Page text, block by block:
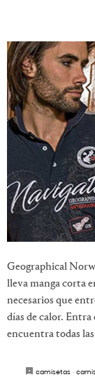
Geographical
lleva manga corta
necesarios que
días de calor.
encuentra todas
camisetas·